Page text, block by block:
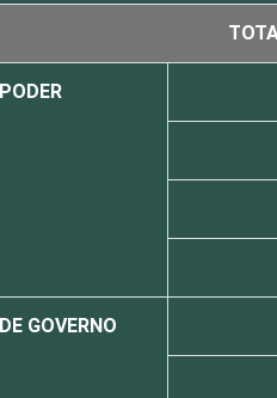
PODER
GOVERNO